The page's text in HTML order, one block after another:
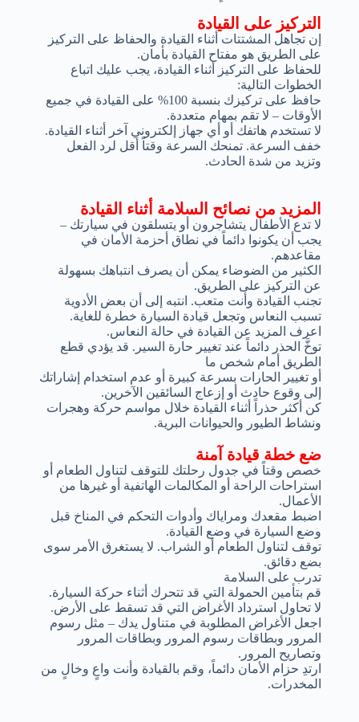
التركيز على القيادة
إن تجاهل المشتتات أثناء القيادة والحفاظ على التركيز
على الطريق هو مفتاح القيادة بأمان.
للحفاظ على التركيز أثناء القيادة، يجب عليك اتباع
الخطوات التالية:
حافظ على تركيزك بنسبة 100% على القيادة في جميع
الأوقات – لا تقم بمهام متعددة.
لا تستخدم هاتفك أو أي جهاز إلكتروني آخر أثناء القيادة.
خفف السرعة. تمنحك السرعة وقتاً أقل لرد الفعل
وتزيد من شدة الحادث.
ضع خطة قيادة آمنة
خصص وقتاً في جدول رحلتك للتوقف لتناول الطعام أو
استراحات الراحة أو المكالمات الهاتفية أو غيرها من
الأعمال.
اضبط مقعدك ومراياك وأدوات التحكم في المناخ قبل
وضع السيارة في وضع القيادة.
توقف لتناول الطعام أو الشراب. لا يستغرق الأمر سوى
بضع دقائق.
تدرب على السلامة
قم بتأمين الحمولة التي قد تتحرك أثناء حركة السيارة.
لا تحاول استرداد الأغراض التي قد تسقط على الأرض.
اجعل الأغراض المطلوبة في متناول يدك – مثل رسوم
المرور وبطاقات رسوم المرور وبطاقات المرور
وتصاريح المرور.
ارتدِ حزام الأمان دائماً، وقم بالقيادة وأنت واعٍ وخالٍ من
المخدرات.
المزيد من نصائح السلامة أثناء القيادة
لا تدع الأطفال يتشاجرون أو يتسلقون في سيارتك –
يجب أن يكونوا دائماً في نطاق أحزمة الأمان في
مقاعدهم.
الكثير من الضوضاء يمكن أن يصرف انتباهك بسهولة
عن التركيز على الطريق.
تجنب القيادة وأنت متعب. انتبه إلى أن بعض الأدوية
تسبب النعاس وتجعل قيادة السيارة خطرة للغاية.
اعرف المزيد عن القيادة في حالة النعاس.
توخَّ الحذر دائماً عند تغيير حارة السير. قد يؤدي قطع
الطريق أمام شخص ما
أو تغيير الحارات بسرعة كبيرة أو عدم استخدام إشاراتك
إلى وقوع حادث أو إزعاج السائقين الآخرين.
كن أكثر حذراً أثناء القيادة خلال مواسم حركة وهجرات
ونشاط الطيور والحيوانات البرية.